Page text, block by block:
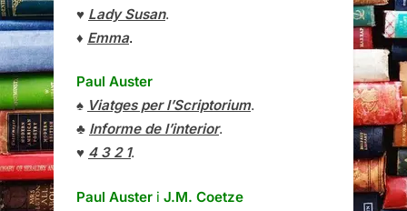
♥ Lady Susan.
♦ Emma.
Paul Auster
♠ Viatges per l’Scriptorium.
♣ Informe de l’interior.
♥ 4 3 2 1.
Paul Auster i J.M. Coetze